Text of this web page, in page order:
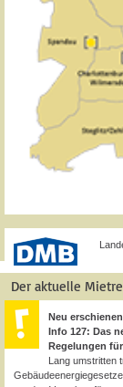
Der aktuelle
Neu
Info 127: Das
Regelungen
Lang umstritten